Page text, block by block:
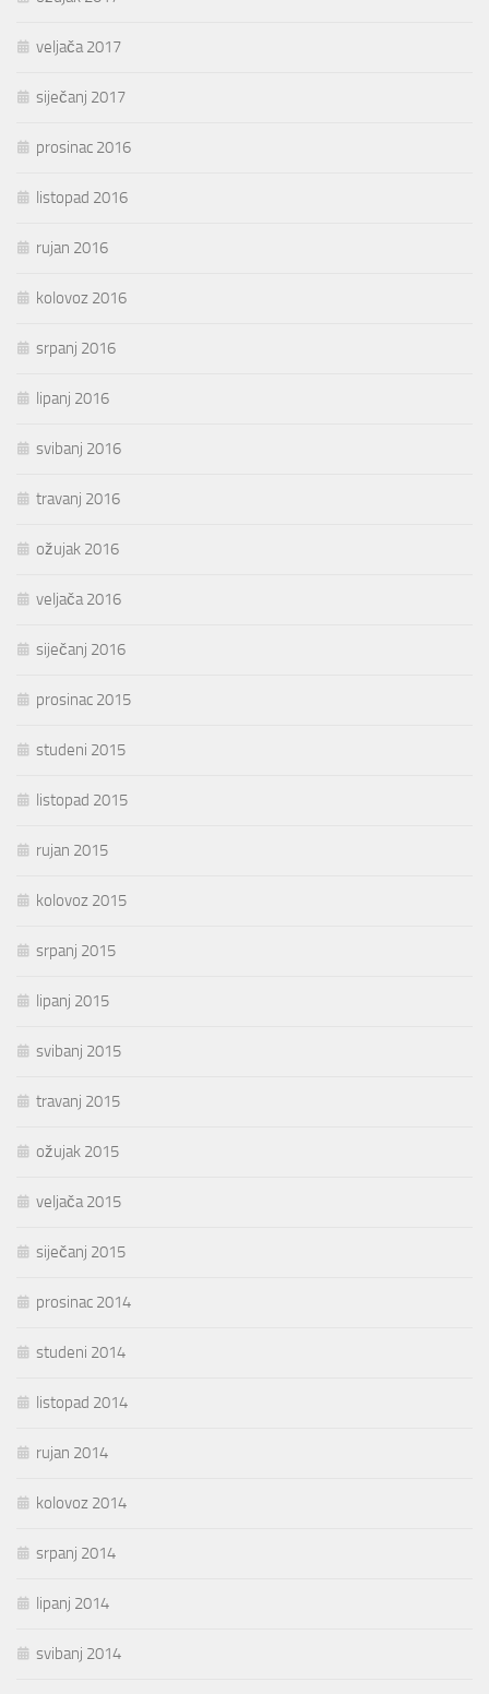
veljača 2017
siječanj 2017
prosinac 2016
listopad 2016
rujan 2016
kolovoz 2016
srpanj 2016
lipanj 2016
svibanj 2016
travanj 2016
ožujak 2016
veljača 2016
siječanj 2016
prosinac 2015
studeni 2015
listopad 2015
rujan 2015
kolovoz 2015
srpanj 2015
lipanj 2015
svibanj 2015
travanj 2015
ožujak 2015
veljača 2015
siječanj 2015
prosinac 2014
studeni 2014
listopad 2014
rujan 2014
kolovoz 2014
srpanj 2014
lipanj 2014
svibanj 2014